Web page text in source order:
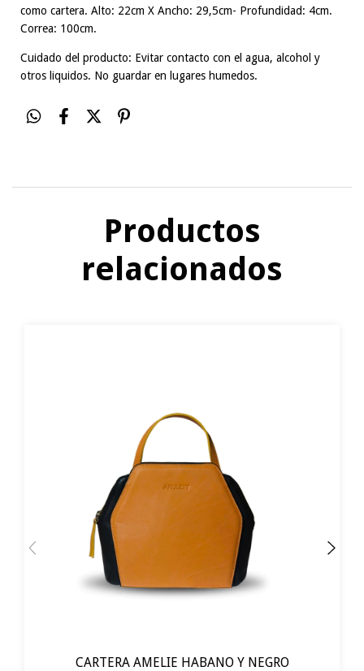
como cartera. Alto: 22cm X Ancho: 29,5cm- Profundidad: 4cm.
Correa: 100cm.
Cuidado del producto: Evitar contacto con el agua, alcohol y
otros liquidos. No guardar en lugares humedos.
Productos
relacionados
CARTERA AMELIE HABANO Y NEGRO